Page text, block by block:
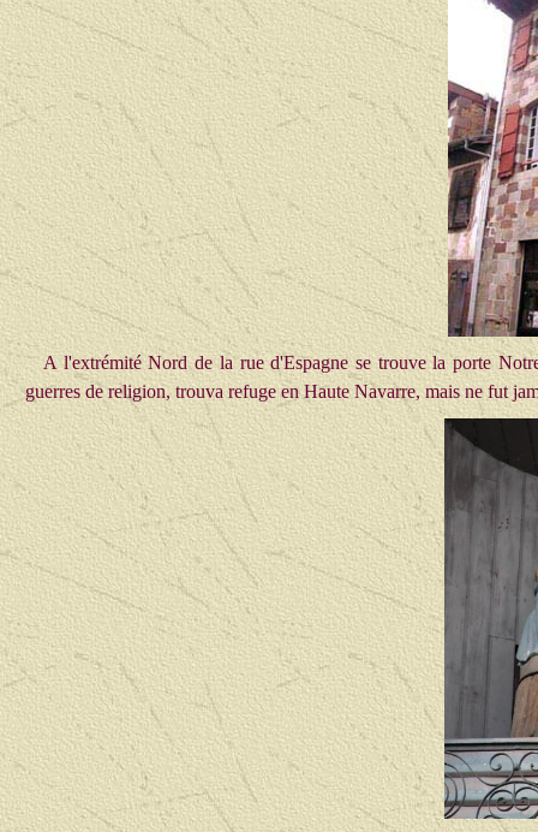
A l'extrémité Nord de la rue d'Espagne se trouve la porte
guerres de religion, trouva refuge en Haute Navarre, mais ne fut